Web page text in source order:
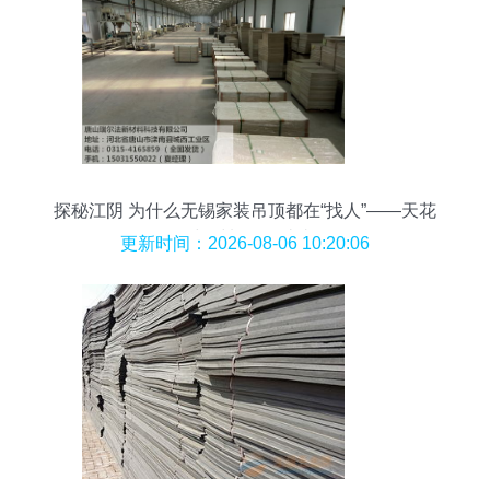
探秘江阴 为什么无锡家装吊顶都在“找人”——天花
板与材料的那些事
更新时间：2026-08-06 10:20:06